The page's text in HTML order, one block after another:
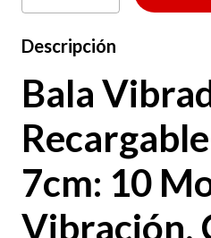
Descripción
Bala
7cm: 10
Vibración,